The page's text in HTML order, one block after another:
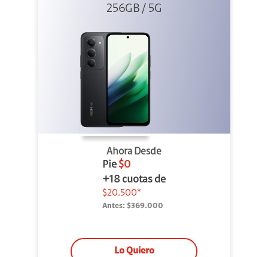
256GB / 5G
Ahora Desde
Pie $0
+18 cuotas de
$20.500*
Antes: $369.000
Lo Quiero